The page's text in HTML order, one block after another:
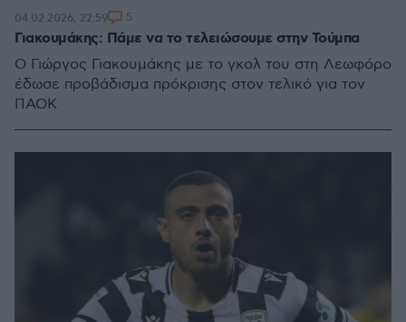
Γιακουμάκης: Πάμε να το τελειώσουμε στην Τούμπα
Ο Γιώργος Γιακουμάκης με το γκολ του στη Λεωφόρο
έδωσε προβάδισμα πρόκρισης στον τελικό για τον
ΠΑΟΚ
04.02.2026, 22:59 5